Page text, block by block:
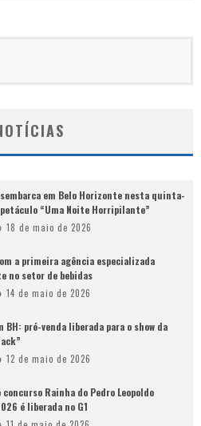
em Belo Horizonte nesta quinta-
“Uma Noite Horripilante”
18 de maio de 2026
a primeira agência especializada
no setor de bebidas
14 de maio de 2026
BH: pré-venda liberada para o show da
12 de maio de 2026
concurso Rainha do Pedro Leopoldo
é liberada no G1